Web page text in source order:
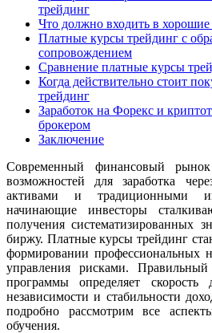
трейдинг
Что должно входить в
Платные курсы трейдинг с
сопровождением
Сравнение платные курсы
Когда действительно стоит
трейдинг
Заработок на Форекс и
брокером
Заключение
Современный финансовый рынок
возможностей для заработка
активами и традиционными
начинающие инвесторы
получения систематизированных
биржу. Платные курсы трейдинг
формировании профессиональных
управления рисками. Правильный
программы определяет скорость
независимости и стабильности
подробно рассмотрим все
обучения.